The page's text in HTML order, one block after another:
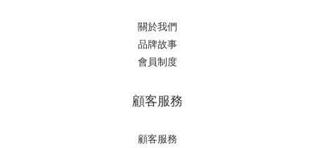
關於我們
品牌故事
會員制度
顧客服務
顧客服務